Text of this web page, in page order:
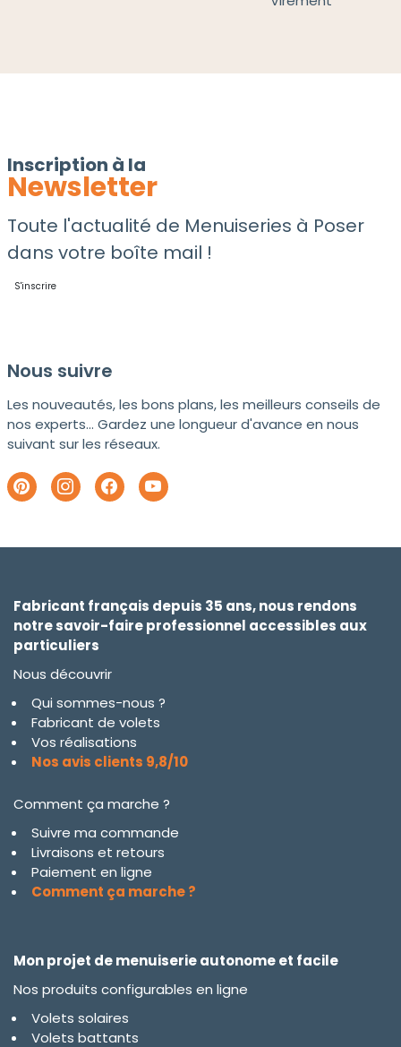
Inscription à la
Newsletter
Toute l'actualité de Menuiseries à Poser
dans votre boîte mail !
S'inscrire
Nous suivre
Les nouveautés, les bons plans, les meilleurs conseils de
nos experts... Gardez une longueur d'avance en nous
suivant sur les réseaux.
Fabricant français depuis 35 ans, nous rendons
notre savoir-faire professionnel accessibles aux
particuliers
Nous découvrir
Qui sommes-nous ?
Fabricant de volets
Vos réalisations
Nos avis clients 9,8/10
Comment ça marche ?
Suivre ma commande
Livraisons et retours
Paiement en ligne
Comment ça marche ?
Mon projet de menuiserie autonome et facile
Nos produits configurables en ligne
Volets solaires
Volets battants